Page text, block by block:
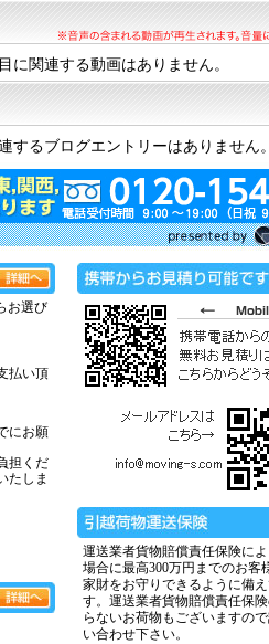
に関連する動画はありません。
するブログエントリーはありません
お選び
払い頂
にお願
担くだ
たしま
運送業者貨物賠償責任保険に
場合に最高300万円までのお客
家財をお守りできるように備
す。運送業者貨物賠償責任保
らないお荷物もございますの
い合わせ下さい。